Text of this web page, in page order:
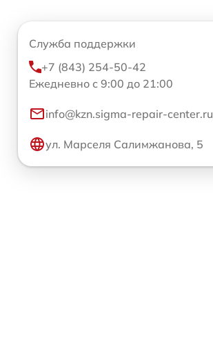
Служба поддержки
+7 (843) 254-50-42
Ежедневно с 9:00 до 21:00
info@kzn.sigma-repair-center.ru
ул. Марселя Салимжанова, 5